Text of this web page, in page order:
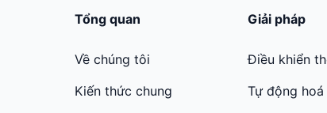
Tổng quan
Về chúng tôi
Kiến thức chung
Giải pháp
Điều khiển
Tự động